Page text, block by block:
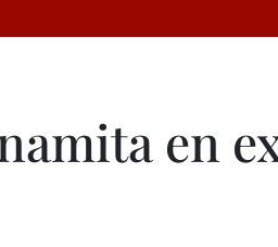
en